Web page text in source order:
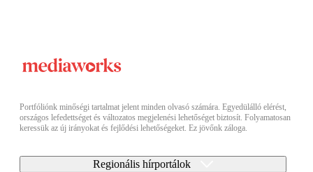
Portfóliónk minőségi tartalmat jelent minden olvasó számára. Egyedülálló elérést,
országos lefedettséget és változatos megjelenési lehetőséget biztosít. Folyamatosan
keressük az új irányokat és fejlődési lehetőségeket. Ez jövőnk záloga.
Regionális hírportálok